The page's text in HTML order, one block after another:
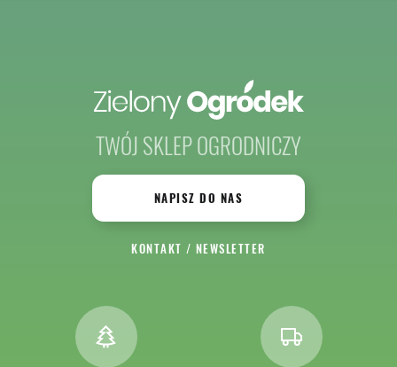
TWÓJ SKLEP OGRODNICZY
NAPISZ DO NAS
KONTAKT / NEWSLETTER